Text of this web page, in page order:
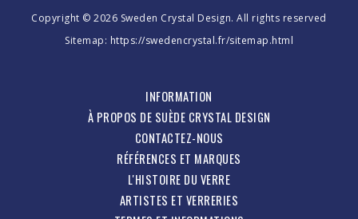
Copyright © 2026 Sweden Crystal Design. All rights reserved
Sitemap: https://swedencrystal.fr/sitemap.html
INFORMATION
À PROPOS DE SUÈDE CRYSTAL DESIGN
CONTACTEZ-NOUS
RÉFÉRENCES ET MARQUES
L'HISTOIRE DU VERRE
ARTISTES ET VERRERIES